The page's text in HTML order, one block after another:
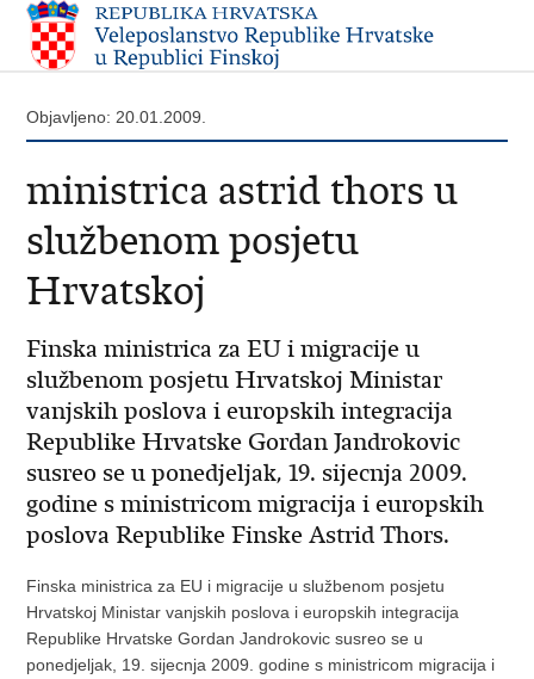
Objavljeno: 20.01.2009.
ministrica astrid thors u
službenom posjetu
Hrvatskoj
Finska ministrica za EU i migracije u
službenom posjetu Hrvatskoj Ministar
vanjskih poslova i europskih integracija
Republike Hrvatske Gordan Jandrokovic
susreo se u ponedjeljak, 19. sijecnja 2009.
godine s ministricom migracija i europskih
poslova Republike Finske Astrid Thors.
Finska ministrica za EU i migracije u službenom posjetu
Hrvatskoj Ministar vanjskih poslova i europskih integracija
Republike Hrvatske Gordan Jandrokovic susreo se u
ponedjeljak, 19. sijecnja 2009. godine s ministricom migracija i